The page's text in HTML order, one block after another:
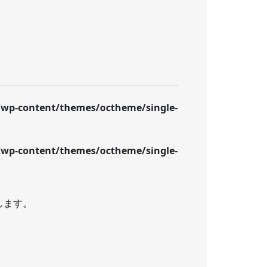
content/themes/octheme/single-
content/themes/octheme/single-
す。